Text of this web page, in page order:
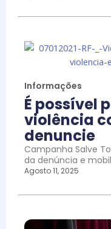
Informações
É possível
violência
denuncie
Campanha Salve
da denúncia e
Agosto 11, 2025